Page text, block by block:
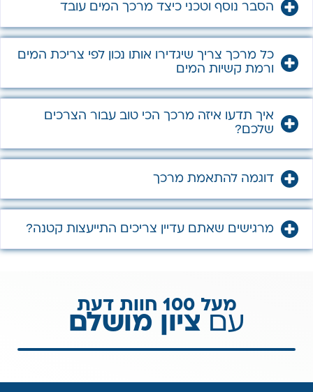
הסבר נוסף וטכני כיצד מרכך המים עובד
כל מרכך צריך שיגדירו אותו נכון לפי צריכת המים
ורמת קשיות המים
איך תדעו איזה מרכך הכי טוב עבור הצרכים
שלכם?
דוגמה להתאמת מרכך
מרגישים שאתם עדיין צריכים התייעצות קטנה?
מעל 100 חוות דעת
עםציון מושלם